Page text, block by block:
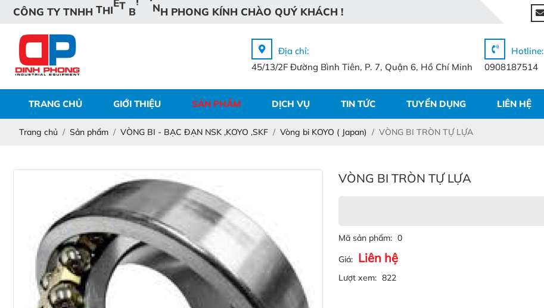
CÔNG TY TNHH THI T B NH PHONG KÍNH HÀ
O Ý
KHÁCH !
Địa chỉ:
45/13/2F Đường Bình Tiên, P. 7, Quận 6, Hồ Chí Minh
Hotline:
0908187514
TRANG CHỦ GIỚI THIỆU SẢN PHẨM DỊCH VỤ TIN TỨC TUYỂN DỤNG LIÊN HỆ
Trang chủ Sản phẩm VÒNG BI - BẠC ĐẠN NSK ,KOYO ,SKF Vòng bi KOYO ( Japan) VÒNG BI TRÒN TỰ LỰA
VÒNG BI TRÒN TỰ LỰA
Mã sản phẩm: 0
Giá: Liên hệ
Lượt xem: 822